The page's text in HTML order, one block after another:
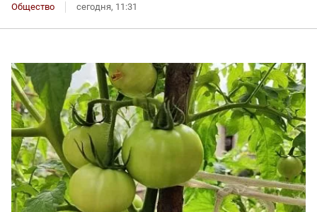
Общество сегодня, 11:31